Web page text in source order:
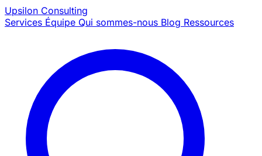
Upsilon Consulting
Services Équipe Qui sommes-nous Blog Ressources